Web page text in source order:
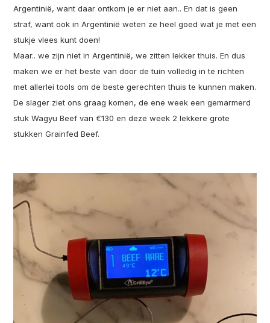
Argentinië, want daar ontkom je er niet aan.. En dat is geen
straf, want ook in Argentinië weten ze heel goed wat je met een
stukje vlees kunt doen!
Maar.. we zijn niet in Argentinië, we zitten lekker thuis. En dus
maken we er het beste van door de tuin volledig in te richten
met allerlei tools om de beste gerechten thuis te kunnen maken.
De slager ziet ons graag komen, de ene week een gemarmerd
stuk Wagyu Beef van €130 en deze week 2 lekkere grote
stukken Grainfed Beef.